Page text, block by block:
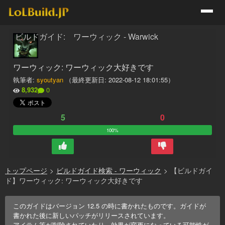
ビルドガイド: ワーウィック - Warwick
ワーウィック: ワーウィック大好きです
執筆者: syoutyan （最終更新日: 2022-08-12 18:01:55）
8,932
0
5 0
100%
トップページ > ビルドガイド検索 - ワーウィック >
【ビルドガイ
ド】ワーウィック: ワーウィック大好きです
このガイドはバージョン 12.5 の時に書かれたものです。ガイドが
書かれた後に新しいパッチがリリースされています。